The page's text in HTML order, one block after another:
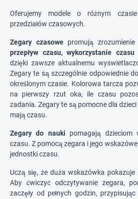
Oferujemy modele o różnym
przedziałów czasowych.
Zegary czasowepromują zrozumienie
przepływ czasu, wykorzystanie
dzięki zawsze aktualnemu
Zegary te są szczególnie odpowiednie
określonym czasie. Kolorowa tarcza
na pierwszy rzut oka, ile czasu
zadania. Zegary te są pomocne dla
mają czasu.
Zegary do nauki pomagają dzieciom
czasu. Z pomocą zegara i jego
jednostki czasu.
Uczą się, że duża wskazówka pokazuje
Aby ćwiczyć odczytywanie zegara,
zaczęły od pełnych godzin,